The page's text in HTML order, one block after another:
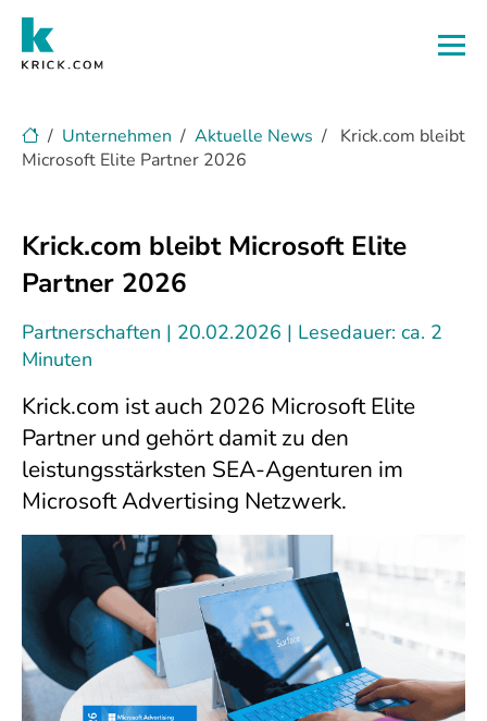
Unternehmen Aktuelle News
Krick.com bleibt
Microsoft Elite Partner 2026
Krick.com bleibt Microsoft Elite
Partner 2026
Partnerschaften 20.02.2026
Lesedauer: ca. 2
Minuten
Krick.com ist auch 2026 Microsoft Elite
Partner und gehört damit zu den
leistungsstärksten SEA-Agenturen im
Microsoft Advertising Netzwerk.